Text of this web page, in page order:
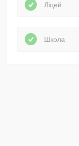
Ліцей
Школа